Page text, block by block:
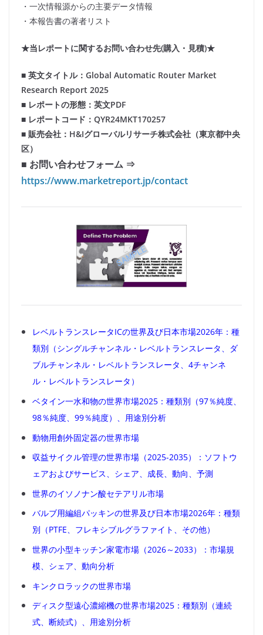
・一次情報源からの主要データ情報
・本報告書の著者リスト
★当レポートに関するお問い合わせ先(購入・見積)★
■ 英文タイトル：Global Automatic Router Market
Research Report 2025
■ レポートの形態：英文PDF
■ レポートコード：QYR24MKT170257
■ 販売会社：H&Iグローバルリサーチ株式会社（東京都中央
区）
■ お問い合わせフォーム ⇒
https://www.marketreport.jp/contact
レベルトランスレータICの世界及び日本市場2026年：種
類別（シングルチャンネル・レベルトランスレータ、ダ
ブルチャンネル・レベルトランスレータ、4チャンネ
ル・レベルトランスレータ）
ベタイン一水和物の世界市場2025：種類別（97％純度、
98％純度、99％純度）、用途別分析
動物用創外固定器の世界市場
収益サイクル管理の世界市場（2025-2035）：ソフトウ
ェアおよびサービス、シェア、成長、動向、予測
世界のイソノナン酸セテアリル市場
バルブ用編組パッキンの世界及び日本市場2026年：種類
別（PTFE、フレキシブルグラファイト、その他）
世界の小型キッチン家電市場（2026～2033）：市場規
模、シェア、動向分析
キンクロラックの世界市場
ディスク型遠心濃縮機の世界市場2025：種類別（連続
式、断続式）、用途別分析